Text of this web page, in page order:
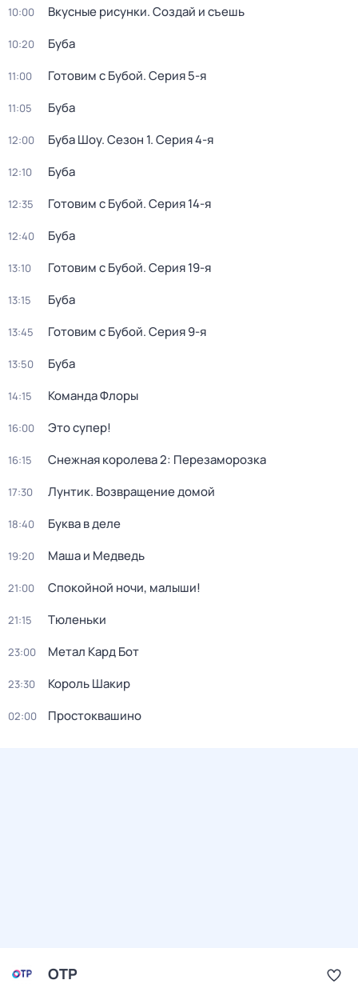
10:00 Вкусные рисунки. Создай и съешь
10:20 Буба
11:00 Готовим с Бубой. Серия 5-я
11:05 Буба
12:00 Буба Шоу. Сезон 1. Серия 4-я
12:10 Буба
12:35 Готовим с Бубой. Серия 14-я
12:40 Буба
13:10 Готовим с Бубой. Серия 19-я
13:15 Буба
13:45 Готовим с Бубой. Серия 9-я
13:50 Буба
14:15 Команда Флоры
16:00 Это супер!
16:15 Снежная королева 2: Перезаморозка
17:30 Лунтик. Возвращение домой
18:40 Буква в деле
19:20 Маша и Медведь
21:00 Спокойной ночи, малыши!
21:15 Тюленьки
23:00 Метал Кард Бот
23:30 Король Шакир
02:00 Простоквашино
ОТР